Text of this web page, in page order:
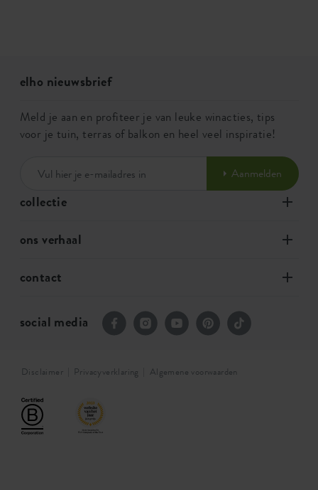
collectie
ons verhaal
contact
elho nieuwsbrief
Meld je aan en profiteer je van leuke winacties, tips
voor je tuin, terras of balkon en heel veel inspiratie!
Aanmelden
social media
Disclaimer Privacyverklaring Algemene voorwaarden